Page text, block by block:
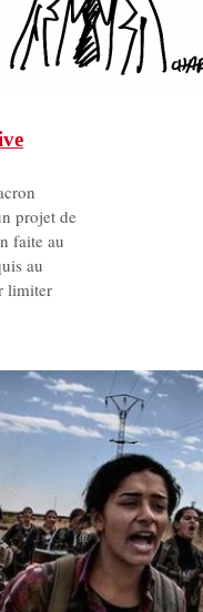
projet de
faite au
au
limiter